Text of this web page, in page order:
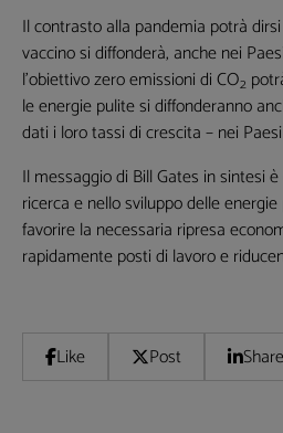
Il contrasto alla pandemia potrà
vaccino si diffonderà, anche nei
l’obiettivo zero emissioni di CO2
le energie pulite si diffonderanno
dati i loro tassi di crescita – nei
Il messaggio di Bill Gates in sintesi
ricerca e nello sviluppo delle
favorire la necessaria ripresa
rapidamente posti di lavoro e
Like Post Share